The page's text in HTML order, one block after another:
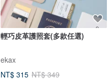
輕巧皮革護照套(多款任選)
ekax
NT$ 315 NT$ 349